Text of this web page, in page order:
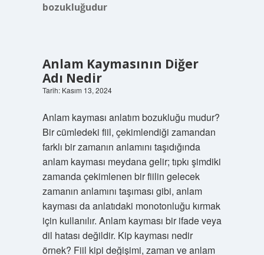
bozukluğudur
Anlam Kaymasının Diğer
Adı Nedir
Tarih: Kasım 13, 2024
Anlam kayması anlatım bozukluğu mudur?
Bir cümledeki fiil, çekimlendiği zamandan
farklı bir zamanın anlamını taşıdığında
anlam kayması meydana gelir; tıpkı şimdiki
zamanda çekimlenen bir fiilin gelecek
zamanın anlamını taşıması gibi, anlam
kayması da anlatıdaki monotonluğu kırmak
için kullanılır. Anlam kayması bir ifade veya
dil hatası değildir. Kip kayması nedir
örnek? Fiil kipi değişimi, zaman ve anlam